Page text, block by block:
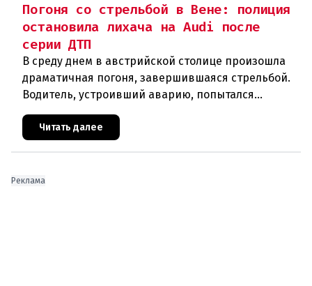
Погоня со стрельбой в Вене: полиция
остановила лихача на Audi после
серии ДТП
В среду днем в австрийской столице произошла
драматичная погоня, завершившаяся стрельбой.
Водитель, устроивший аварию, попытался
скрыться от полиции, спровоцировав несколько
новых столкновений.Что слу
Читать далее
Реклама